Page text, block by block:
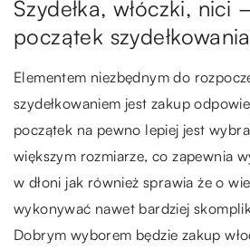
Szydełka, włóczki, nici
początek
Elementem niezbędnym do
szydełkowaniem jest zakup
początek na pewno lepiej jest
większym rozmiarze, co zapewnia
w dłoni jak również sprawia że o
wykonywać nawet bardziej
Dobrym wyborem będzie zakup